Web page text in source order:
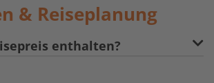
& Reiseplanung
enthalten?